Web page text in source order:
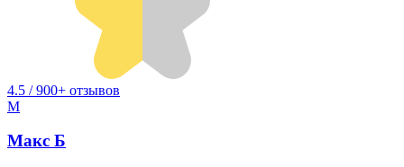
4.5 / 900+ отзывов
М
Макс Б